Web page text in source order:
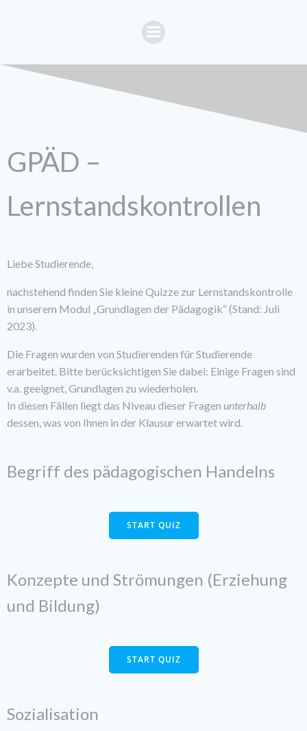
Inhalt
springen
GPÄD –
Lernstandskontrollen
Liebe Studierende,
nachstehend finden Sie kleine Quizze zur Lernstandskontrolle
in unserem Modul „Grundlagen der Pädagogik“ (Stand: Juli
2023).
Die Fragen wurden von Studierenden für Studierende
erarbeitet. Bitte berücksichtigen Sie dabei: Einige Fragen sind
v.a. geeignet, Grundlagen zu wiederholen.
In diesen Fällen liegt das Niveau dieser Fragen unterhalb
dessen, was von Ihnen in der Klausur erwartet wird.
Begriff des pädagogischen Handelns
START QUIZ
Konzepte und Strömungen (Erziehung
und Bildung)
START QUIZ
Sozialisation